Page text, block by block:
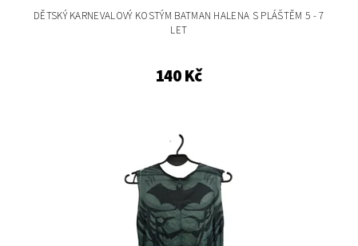
DĚTSKÝ KARNEVALOVÝ KOSTÝM BATMAN HALENA S PLÁŠTĚM 5 - 7
LET
140 Kč